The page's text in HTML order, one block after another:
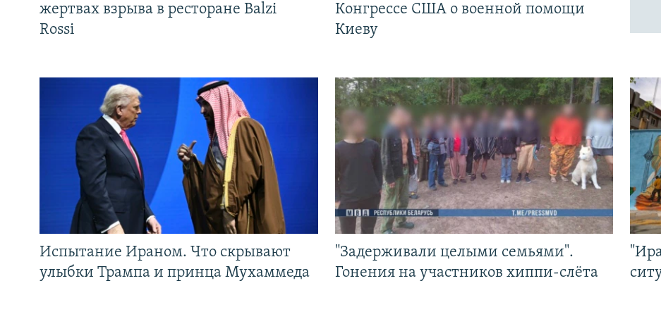
жертвах взрыва в ресторане Balzi
Rossi
Конгрессе США о военной помощи
Киеву
Испытание Ираном. Что скрывают
улыбки Трампа и принца Мухаммеда
"Задерживали целыми семьями".
Гонения на участников хиппи-слёта